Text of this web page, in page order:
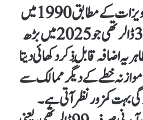
وزارت منصوبہ بندی کی دستاویزات کے مطابق 1990 میں
پاکستان کی فی کس آمدنی 344 ڈالر تھی جو 2025 میں بڑھ
بظاہر یہ اضافہ قابلِ ذکر دکھائی دیتا
خطے کے دیگر ممالک سے
بہت کمزور نظر آتی ہے۔